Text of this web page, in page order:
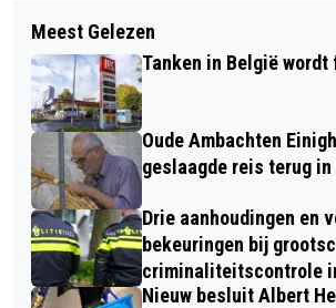
VIDEO: AFBRAAK VAN HET
STADHUIS UIT 1869 VAN
FSC AFTERMOVIE:
ZEGE IN NIJMEGEN:
IHATTAREN
Meest Gelezen
Tanken in België
Oude Ambachten
geslaagde reis terug in
Drie aanhoudingen en
bekeuringen bij
criminaliteitscontrole
Nieuw besluit Albert